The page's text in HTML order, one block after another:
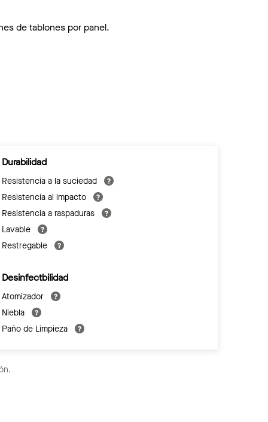
de tablones por panel.
Durabilidad
Resistencia a la suciedad
Resistencia al impacto
Resistencia a raspaduras
Lavable
Restregable
Desinfectbilidad
Atomizador
Niebla
Paño de Limpieza